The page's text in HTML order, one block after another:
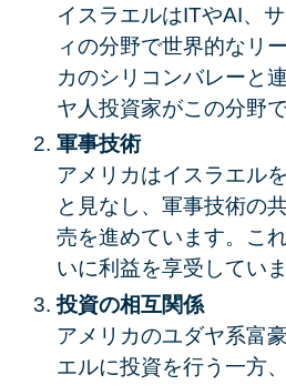
イスラエルはITやAI、
ィの分野で世界的なリ
カのシリコンバレーと
ヤ人投資家がこの分野
軍事技術
アメリカはイスラエル
と見なし、軍事技術の
売を進めています。こ
いに利益を享受していま
投資の相互関係
アメリカのユダヤ系富
エルに投資を行う一方